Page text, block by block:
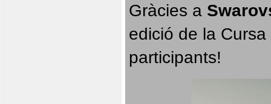
Gràcies a
edició de la
participants!